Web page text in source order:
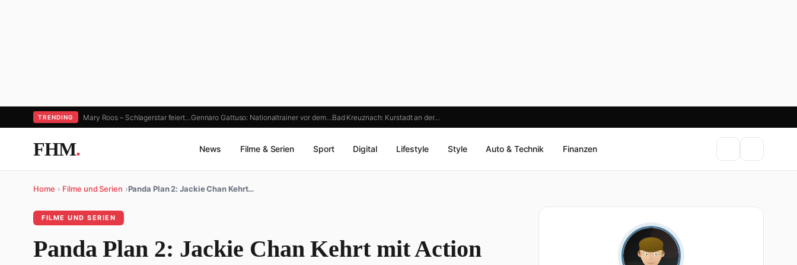
TRENDING Mary Roos – Schlagerstar feiert… Gennaro Gattuso: Nationaltrainer vor dem… Bad Kreuznach: Kurstadt an der…
FHM. News Filme & Serien Sport Digital Lifestyle Style Auto & Technik Finanzen
Home › Filme und Serien ›Panda Plan 2: Jackie Chan Kehrt…
FILME UND SERIEN
Panda Plan 2: Jackie Chan Kehrt mit Action